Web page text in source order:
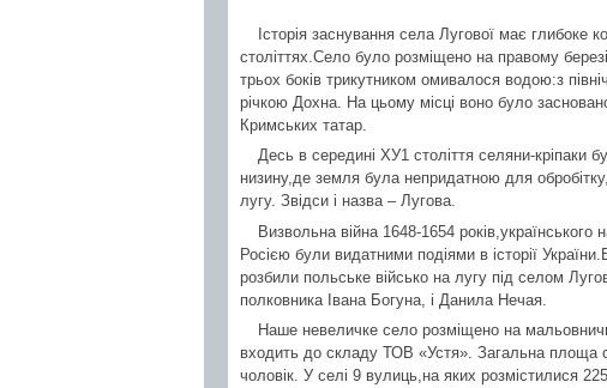
Історія заснування села Лугової має глибоке
століттях.Село було розміщено на правому
трьох боків трикутником омивалося водою:з
річкою Дохна. На цьому місці воно було
Кримських татар.
Десь в середині ХУ1 століття селяни-
низину,де земля була непридатною для
лугу. Звідси і назва – Лугова.
Визвольна війна 1648-1654 років,українського
Росією були видатними подіями в історії
розбили польське військо на лугу під селом
полковника Івана Богуна, і Данила Нечая.
Наше невеличке село розміщено на
входить до складу ТОВ «Устя». Загальна площа
чоловік. У селі 9 вулиць,на яких розмістилися